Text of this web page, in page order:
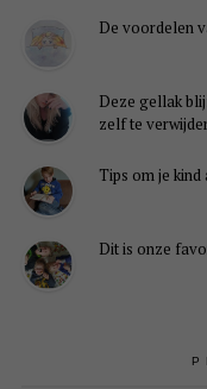
De voordelen
Deze gellak
zelf te
Tips om je kind
Dit is onze